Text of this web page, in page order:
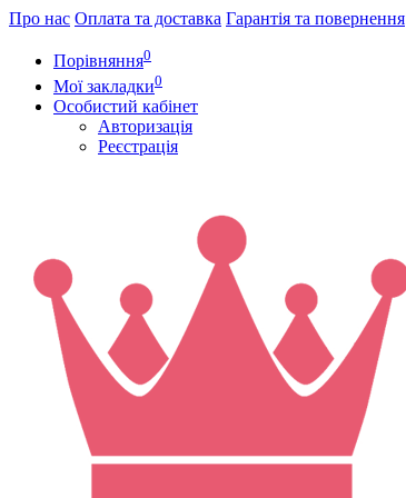
Про нас Оплата та доставка Гарантія та повернення
Порівняння0
Мої закладки0
Особистий кабінет
Авторизація
Реєстрація